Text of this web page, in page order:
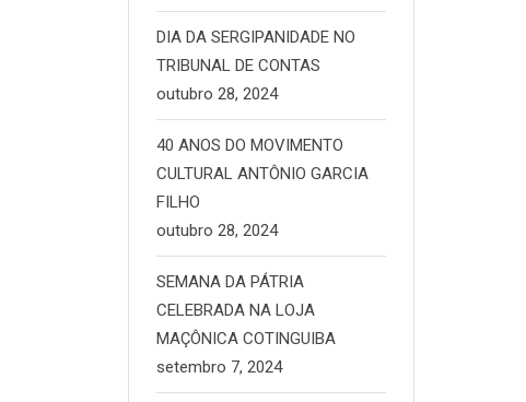
DIA DA SERGIPANIDADE NO
TRIBUNAL DE CONTAS
outubro 28, 2024
40 ANOS DO MOVIMENTO
CULTURAL ANTÔNIO GARCIA
FILHO
outubro 28, 2024
SEMANA DA PÁTRIA
CELEBRADA NA LOJA
MAÇÔNICA COTINGUIBA
setembro 7, 2024